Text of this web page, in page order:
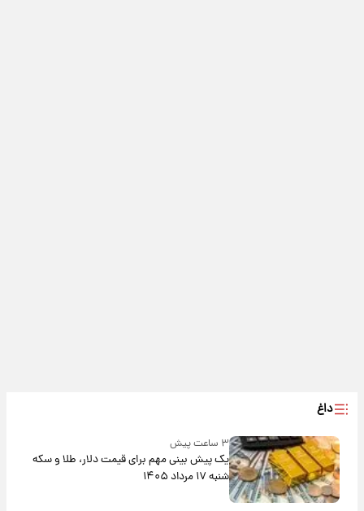
داغ
۳ ساعت پیش
یک پیش ‌بینی مهم برای قیمت دلار، طلا و سکه
شنبه ۱۷ مرداد ۱۴۰۵